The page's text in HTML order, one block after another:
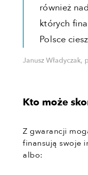
również
których
Polsce
Janusz Władyczak,
Kto może
Z gwarancji
finansują swoje
albo: